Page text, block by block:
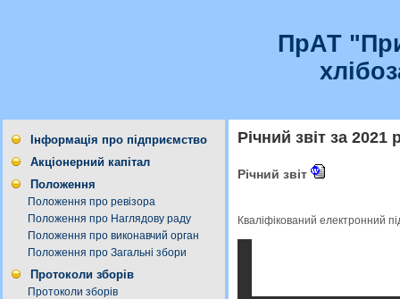
ПрАТ
Інформація про підприємство
Акціонерний капітал
Положення
Положення про ревізора
Положення про Наглядову раду
Положення про виконавчий орган
Положення про Загальні збори
Протоколи зборів
Протоколи зборів
Річний звіт за 2021
Річний звіт
Кваліфікований електронний